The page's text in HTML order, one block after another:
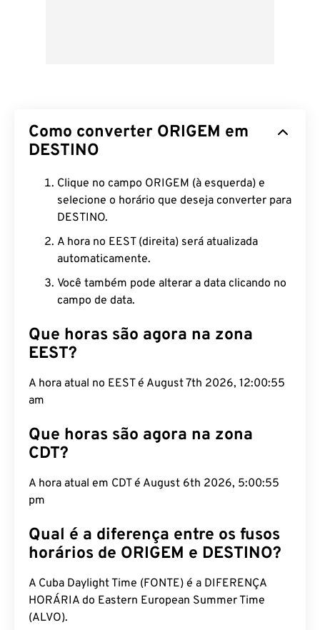
Como converter ORIGEM em
DESTINO
Clique no campo ORIGEM (à esquerda) e
selecione o horário que deseja converter para
DESTINO.
A hora no EEST (direita) será atualizada
automaticamente.
Você também pode alterar a data clicando no
campo de data.
Que horas são agora na zona
EEST?
A hora atual no EEST é August 7th 2026, 12:00:56
am
Que horas são agora na zona
CDT?
A hora atual em CDT é August 6th 2026, 5:00:56
pm
Qual é a diferença entre os fusos
horários de ORIGEM e DESTINO?
A Cuba Daylight Time (FONTE) é a DIFERENÇA
HORÁRIA do Eastern European Summer Time
(ALVO).